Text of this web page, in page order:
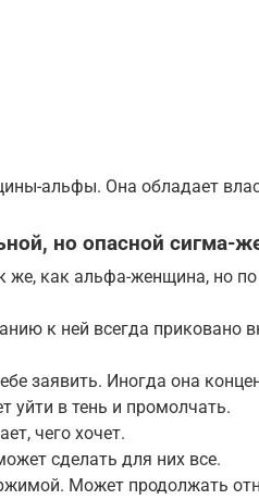
альфы. Она обладает
но опасной сигма-
же, как альфа-женщина, но
к ней всегда приковано
заявить. Иногда она
уйти в тень и промолчать.
чего хочет.
сделать для них все.
Может продолжать